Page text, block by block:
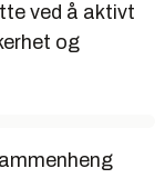
ved å aktivt
og